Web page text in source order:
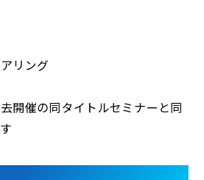
リング
開催の同タイトルセミナーと同